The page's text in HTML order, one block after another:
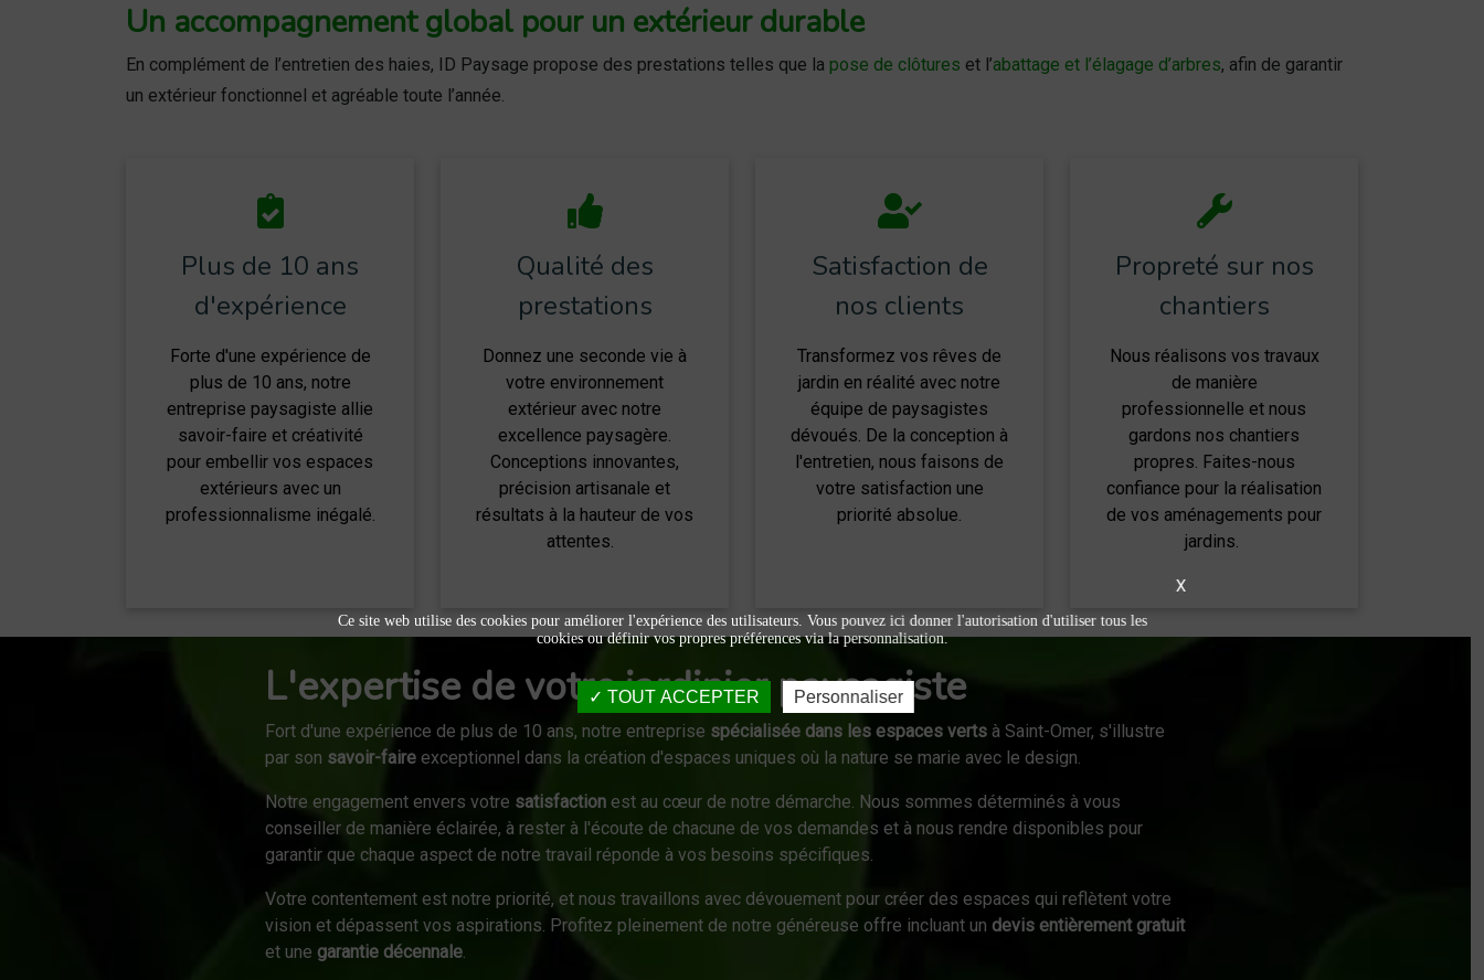
Un accompagnement global pour un extérieur durable
En complément de l’entretien des haies, ID Paysage propose des prestations telles que la pose de clôtures et l’abattage et l’élagage d’arbres, afin de garantir
un extérieur fonctionnel et agréable toute l’année.
Plus de 10 ans
d'expérience
Forte d'une expérience de
plus de 10 ans, notre
entreprise paysagiste allie
savoir-faire et créativité
pour embellir vos espaces
extérieurs avec un
professionnalisme inégalé.
Qualité des
prestations
Donnez une seconde vie à
votre environnement
extérieur avec notre
excellence paysagère.
Conceptions innovantes,
précision artisanale et
résultats à la hauteur de vos
attentes.
Satisfaction de
nos clients
Transformez vos rêves de
jardin en réalité avec notre
équipe de paysagistes
dévoués. De la conception à
l'entretien, nous faisons de
votre satisfaction une
priorité absolue.
Propreté sur nos
chantiers
Nous réalisons vos travaux
de manière
professionnelle et nous
gardons nos chantiers
propres. Faites-nous
confiance pour la réalisation
de vos aménagements pour
jardins.
L'expertise de votre jardinier paysagiste
Fort d'une expérience de plus de 10 ans, notre entreprise spécialisée dans les espaces verts à Saint-Omer, s'illustre
par son savoir-faire exceptionnel dans la création d'espaces uniques où la nature se marie avec le design.
Notre engagement envers votre satisfaction est au cœur de notre démarche. Nous sommes déterminés à vous
conseiller de manière éclairée, à rester à l'écoute de chacune de vos demandes et à nous rendre disponibles pour
garantir que chaque aspect de notre travail réponde à vos besoins spécifiques.
Votre contentement est notre priorité, et nous travaillons avec dévouement pour créer des espaces qui reflètent votre
vision et dépassent vos aspirations. Profitez pleinement de notre généreuse offre incluant un devis entièrement gratuit
et une garantie décennale.
X
Ce site web utilise des cookies pour améliorer l'expérience des utilisateurs. Vous pouvez ici donner l'autorisation d'utiliser tous les
cookies ou définir vos propres préférences via la personnalisation.
TOUT ACCEPTER Personnaliser